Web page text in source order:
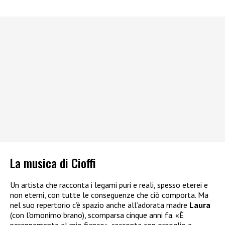
La musica di Cioffi
Un artista che racconta i legami puri e reali, spesso eterei e
non eterni, con tutte le conseguenze che ciò comporta. Ma
nel suo repertorio c’è spazio anche all’adorata madre Laura
(con l’omonimo brano), scomparsa cinque anni fa. «È